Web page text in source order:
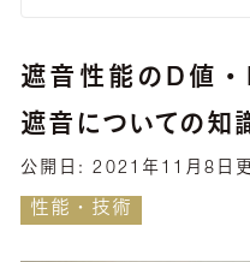
性能・技術
公開日:2021年11月8日
遮音性能のD値
遮音についての知